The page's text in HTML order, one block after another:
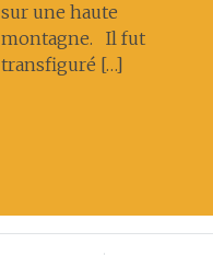
sur une haute
montagne. Il fut
transfiguré […]